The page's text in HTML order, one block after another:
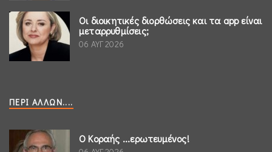
Οι διοικητικές διορθώσεις και τα app είναι
μεταρρυθμίσεις;
06 ΑΥΓ 2026
ΠΕΡΊ ΆΛΛΩΝ....
Ο Κοραής ...ερωτευμένος!